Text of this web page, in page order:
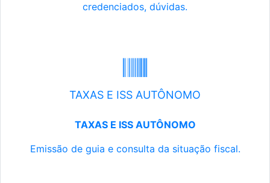
credenciados, dúvidas.
TAXAS E ISS AUTÔNOMO
TAXAS E ISS AUTÔNOMO
Emissão de guia e consulta da situação fiscal.